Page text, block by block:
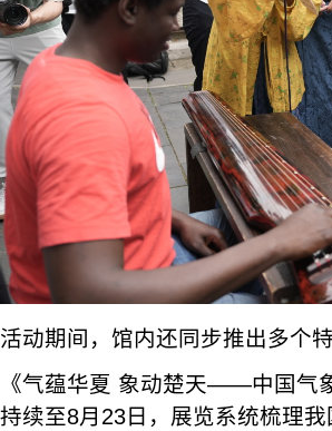
活动期间，馆内还同步推出多个
《气蕴华夏 象动楚天——中国气
持续至8月23日，展览系统梳理